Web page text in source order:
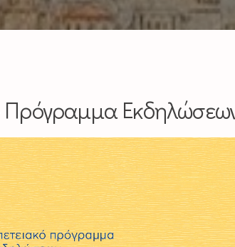
Πρόγραμμα